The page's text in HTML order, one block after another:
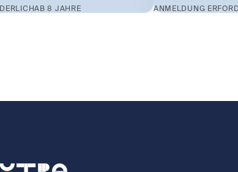
AB 8 JAHRE ANMELDUNG